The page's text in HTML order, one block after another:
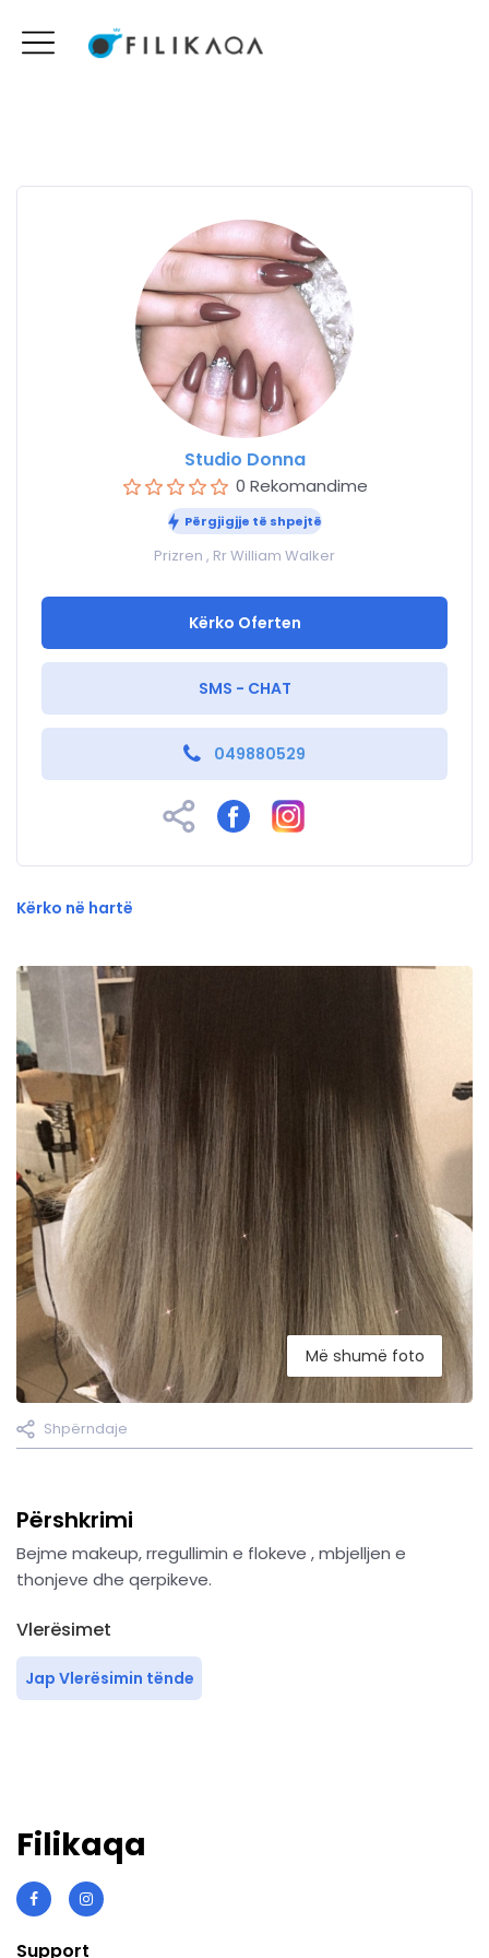
Më shumë foto
Shpërndaje
Përshkrimi
Bejme makeup, rregullimin e flokeve , mbjelljen e
thonjeve dhe qerpikeve.
Vlerësimet
Jap Vlerësimin tënde
Studio Donna
0 Rekomandime
Përgjigjje të shpejtë
Prizren , Rr William Walker
Kërko Oferten
SMS - CHAT
049880529
Kërko në hartë
Filikaqa
Support